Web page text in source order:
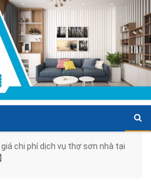
giá chi phí dịch vụ thợ sơn nhà tại